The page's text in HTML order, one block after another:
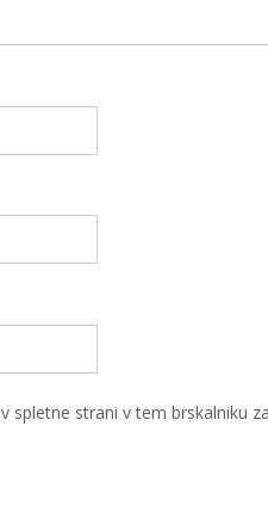
spletne strani v tem brskalniku